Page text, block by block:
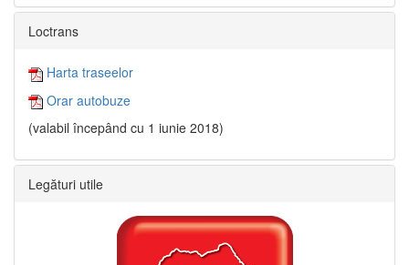
Loctrans
Harta traseelor
Orar autobuze
(valabil începând cu 1 iunie 2018)
Legături utile